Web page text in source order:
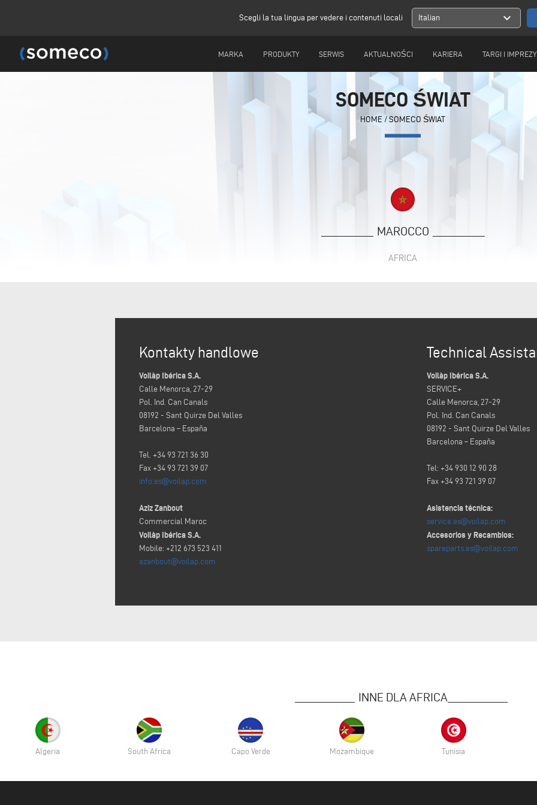
Scegli la tua lingua per vedere i contenuti locali Italian expand_more
MARKA PRODUKTY SERWIS AKTUALNOŚCI KARIERA TARGI I IMPREZY
SOMECO ŚWIAT
HOME / SOMECO ŚWIAT
MAROCCO
AFRICA
Kontakty handlowe
Voilàp Ibérica S.A.
Calle Menorca, 27-29
Pol. Ind. Can Canals
08192 - Sant Quirze Del Valles
Barcelona – España
Tel. +34 93 721 36 30
Fax +34 93 721 39 07
info.es@voilap.com
Aziz Zanbout
Commercial Maroc
Voilàp Ibérica S.A.
Mobile: +212 673 523 411
azanbout@voilap.com
Technical
Voilàp Ibérica S.A.
SERVICE+
Calle Menorca, 27-29
Pol. Ind. Can Canals
08192 - Sant Quirze Del Valles
Barcelona – España
Tel: +34 930 12 90 28
Fax +34 93 721 39 07
Asistencia técnica:
service.es@voilap.com
Accesorios y Recambios:
spareparts.es@voilap.com
INNE DLA AFRICA
Algeria South Africa Capo Verde Mozambique Tunisia